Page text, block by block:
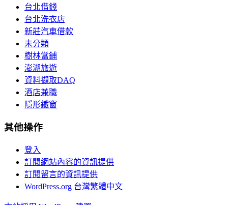
台北借錢
台北洗衣店
新莊汽車借款
未分類
樹林當鋪
澎湖旅遊
資料擷取DAQ
酒店兼職
隱形鐵窗
其他操作
登入
訂閱網站內容的資訊提供
訂閱留言的資訊提供
WordPress.org 台灣繁體中文